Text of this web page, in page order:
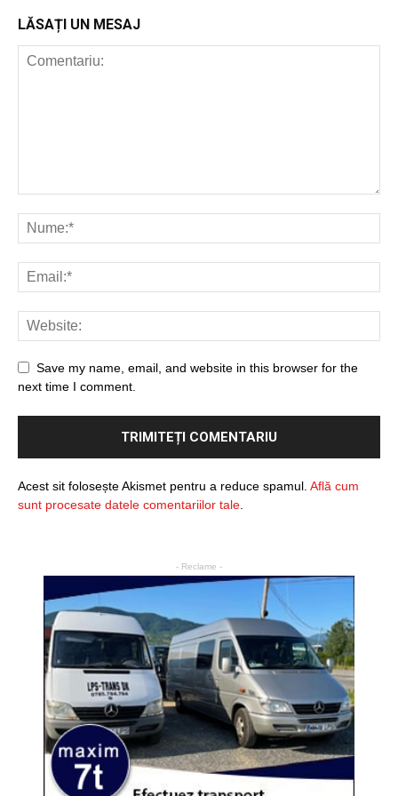
LĂSAȚI UN MESAJ
Save my name, email, and website in this browser for the
next time I comment.
Acest sit folosește Akismet pentru a reduce spamul. Află cum
sunt procesate datele comentariilor tale.
- Reclame -